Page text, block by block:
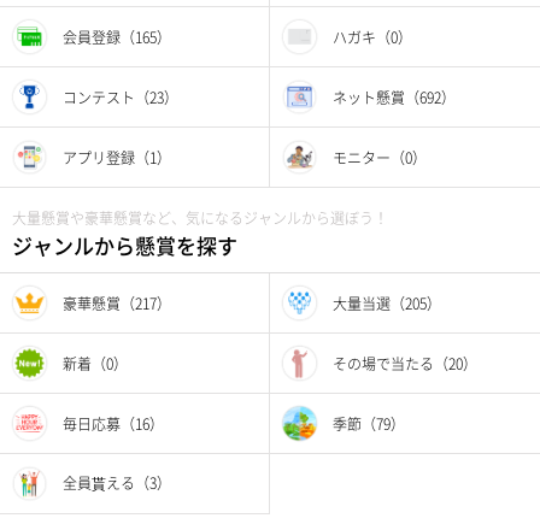
会員登録（165） ハガキ（0）
コンテスト（23） ネット懸賞（692）
アプリ登録（1） モニター（0）
大量懸賞や豪華懸賞など、気になるジャンルから選ぼう！
ジャンルから懸賞を探す
豪華懸賞（217） 大量当選（205）
新着（0） その場で当たる（20）
毎日応募（16） 季節（79）
全員貰える（3）